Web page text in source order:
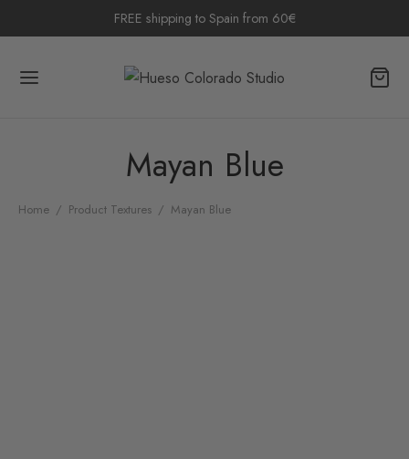
FREE shipping to Spain from 60€
Mayan Blue
Home / Product Textures / Mayan Blue